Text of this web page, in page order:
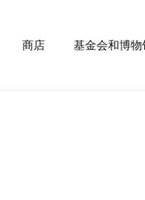
商店 基金会和博物